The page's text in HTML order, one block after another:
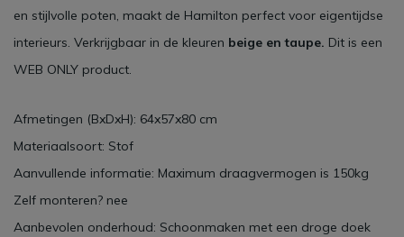
en stijlvolle poten, maakt de Hamilton perfect voor eigentijdse
interieurs. Verkrijgbaar in de kleuren beige en taupe. Dit is een
WEB ONLY product.
Afmetingen (BxDxH): 64x57x80 cm
Materiaalsoort: Stof
Aanvullende informatie: Maximum draagvermogen is 150kg
Zelf monteren? nee
Aanbevolen onderhoud: Schoonmaken met een droge doek